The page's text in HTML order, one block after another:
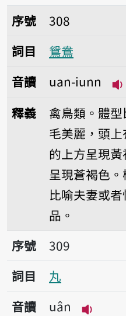
序號308鴛鴦
序號
308
詞目
鴛鴦
音讀
uan-iunn
釋義
禽鳥類。體
毛美麗，頭
的上方呈現
呈現蒼褐色。
比喻夫妻或者
品。
序號309丸
序號
309
詞目
丸
音讀
uân